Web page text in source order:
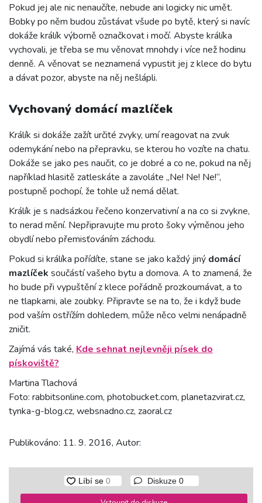
Pokud jej ale nic nenaučíte, nebude ani logicky nic umět.
Bobky po něm budou zůstávat všude po bytě, který si navíc
dokáže králík výborně označkovat i močí. Abyste králíka
vychovali, je třeba se mu věnovat mnohdy i více než hodinu
denně. A věnovat se neznamená vypustit jej z klece do bytu
a dávat pozor, abyste na něj nešlápli.
Vychovaný domácí mazlíček
Králík si dokáže zažít určité zvyky, umí reagovat na zvuk
odemykání nebo na přepravku, se kterou ho vozíte na chatu.
Dokáže se jako pes naučit, co je dobré a co ne, pokud na něj
například hlasitě zatleskáte a zavoláte „Ne! Ne! Ne!“,
postupně pochopí, že tohle už nemá dělat.
Králík je s nadsázkou řečeno konzervativní a na co si zvykne,
to nerad mění. Nepřipravujte mu proto šoky výměnou jeho
obydlí nebo přemisťováním záchodu.
Pokud si králíka pořídíte, stane se jako každý jiný domácí
mazlíček součástí vašeho bytu a domova. A to znamená, že
ho bude při vypuštění z klece pořádně prozkoumávat, a to
ne tlapkami, ale zoubky. Připravte se na to, že i když bude
pod vaším ostřížím dohledem, může něco velmi nenápadně
zničit.
Zajímá vás také, Kde sehnat nejlevněji písek do
pískoviště?
Martina Tlachová
Foto: rabbitsonline.com, photobucket.com, planetazvirat.cz,
tynka-g-blog.cz, websnadno.cz, zaoral.cz
Publikováno: 11. 9. 2016, Autor:
Diskuze 0